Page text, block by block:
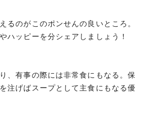
るのがこのポンせんの良いところ。
ハッピーを分シェアしましょう！
、有事の際には非常食にもなる。保
注げばスープとして主食にもなる優